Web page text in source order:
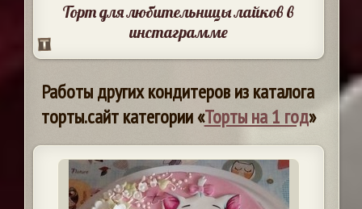
Торт для любительницы лайков в
инстаграмме
Работы других кондитеров из каталога
торты.сайт категории «Торты на 1 год»